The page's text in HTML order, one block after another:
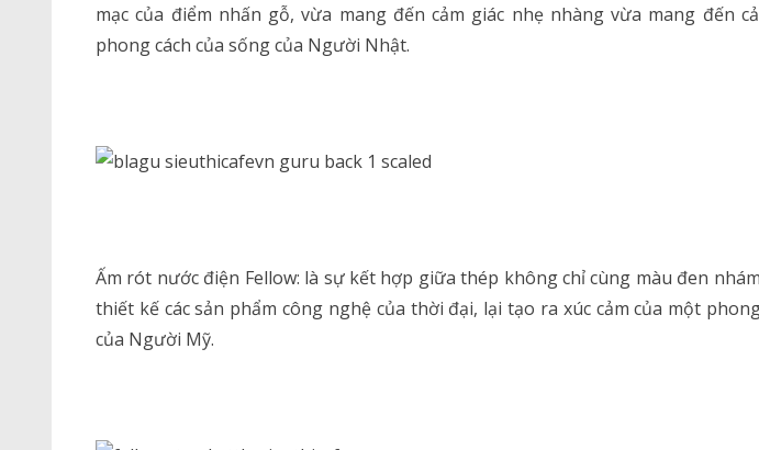
mạc của điểm nhấn gỗ, vừa mang đến cảm giác nhẹ nhàng vừa mang đến
phong cách của sống của Người Nhật.
Ấm rót nước điện Fellow: là sự kết hợp giữa thép không chỉ cùng màu đen
thiết kế các sản phẩm công nghệ của thời đại, lại tạo ra xúc cảm của một
của Người Mỹ.